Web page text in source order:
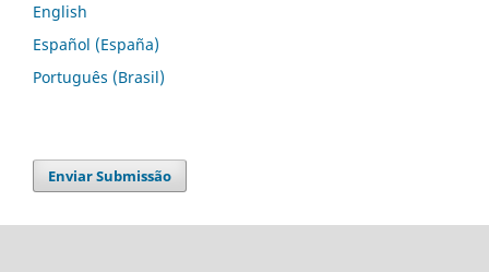
English
Español (España)
Português (Brasil)
Enviar Submissão